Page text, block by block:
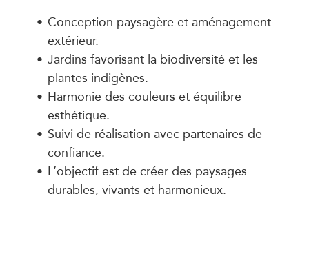
Conception paysagère et aménagement
extérieur.
Jardins favorisant la biodiversité et les
plantes indigènes.
Harmonie des couleurs et équilibre
esthétique.
Suivi de réalisation avec partenaires de
confiance.
L’objectif est de créer des paysages
durables, vivants et harmonieux.